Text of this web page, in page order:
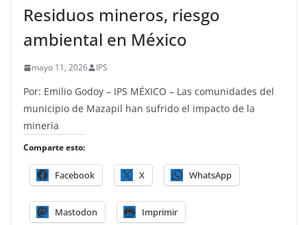
Residuos mineros, riesgo
ambiental en México
mayo 11, 2026 IPS
Por: Emilio Godoy – IPS MÉXICO – Las comunidades del
municipio de Mazapil han sufrido el impacto de la
minería
Comparte esto:
Facebook X WhatsApp
Mastodon Imprimir